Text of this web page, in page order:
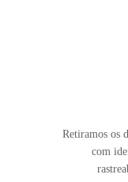
Retiramos os
com